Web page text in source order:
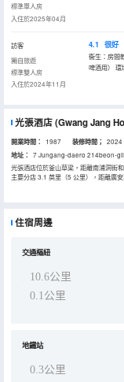
標準單人房
入住於2025年04月
訪客
獨自旅遊
標準雙人房
入住於2024年11月
4.1 很好
衞生：房間
啤酒用） 環
光張酒店(Gwang Jang
開業時間： 1987 装修時間； 2024
地址：
7 Jungang-daero 214beon-gil
光張酒店位於釜山草梁，距離南浦洞街
主要分店 3.1 英里（5 公里），距離廣
享受桑拿等度假設施。此酒店還提供
住宿周邊
交通樞紐
10.6公里
0.1公里
地鐵站
0.3公里